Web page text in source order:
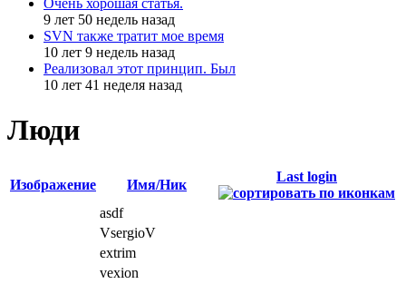
Очень хорошая статья.
9 лет 50 недель назад
SVN также тратит мое время
10 лет 9 недель назад
Реализовал этот принцип. Был
10 лет 41 неделя назад
Люди
Изображение Имя/Ник
Last login
asdf
VsergioV
extrim
vexion